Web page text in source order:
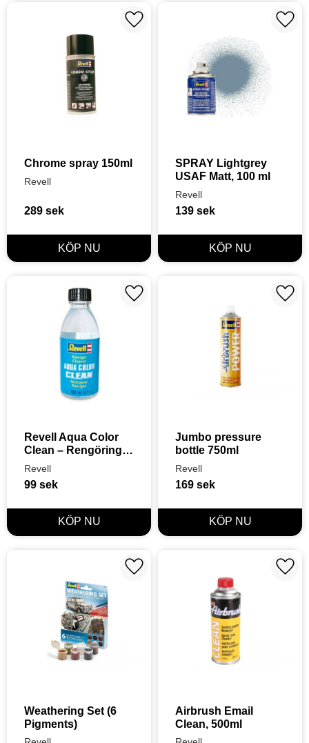
Chrome spray 150ml
Revell
289 sek
Lägg till i favoriter
SPRAY Lightgrey
USAF Matt, 100 ml
Revell
139 sek
Revell Aqua Color
Clean – Rengöring
för Pensel &
Revell
99 sek
Lägg till i favoriter
Jumbo pressure
bottle 750ml
Revell
169 sek
Weathering Set (6
Pigments)
Lägg till i favoriter
Airbrush Email
Clean, 500ml